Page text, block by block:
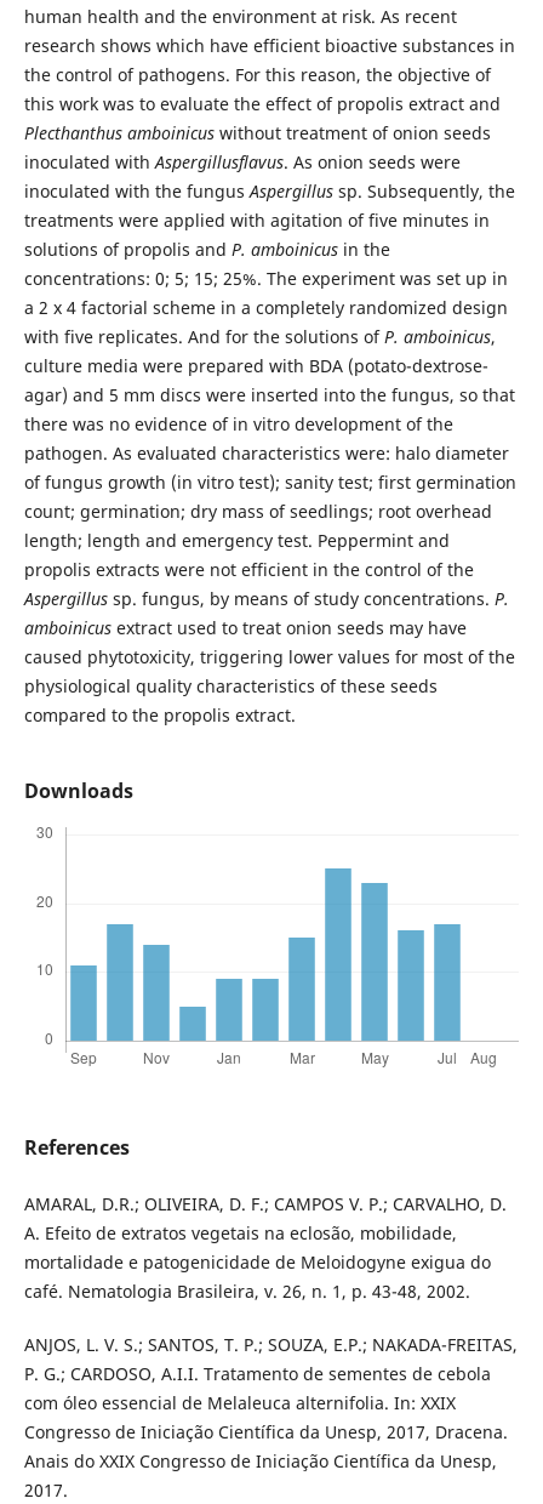
human health and the environment at risk. As recent
research shows which have efficient bioactive substances in
the control of pathogens. For this reason, the objective of
this work was to evaluate the effect of propolis extract and
Plecthanthus amboinicuswithout treatment of onion seeds
inoculated withAspergillusflavus. As onion seeds were
inoculated with the fungusAspergillussp. Subsequently, the
treatments were applied with agitation of five minutes in
solutions of propolis and P. amboinicusin the
concentrations: 0; 5; 15; 25%. The experiment was set up in
a 2 x 4 factorial scheme in a completely randomized design
with five replicates. And for the solutions ofP. amboinicus,
culture media were prepared with BDA (potato-dextrose-
agar) and 5 mm discs were inserted into the fungus, so that
there was no evidence of in vitro development of the
pathogen. As evaluated characteristics were: halo diameter
of fungus growth (in vitro test); sanity test; first germination
count; germination; dry mass of seedlings; root overhead
length; length and emergency test. Peppermint and
propolis extracts were not efficient in the control of the
Aspergillussp. fungus, by means of study concentrations. P.
amboinicusextract used to treat onion seeds may have
caused phytotoxicity, triggering lower values for most of the
physiological quality characteristics of these seeds
compared to the propolis extract.
Downloads
References
AMARAL, D.R.; OLIVEIRA, D. F.; CAMPOS V. P.; CARVALHO, D.
A. Efeito de extratos vegetais na eclosão, mobilidade,
mortalidade e patogenicidade de Meloidogyne exigua do
café. Nematologia Brasileira, v. 26, n. 1, p. 43-48, 2002.
ANJOS, L. V. S.; SANTOS, T. P.; SOUZA, E.P.; NAKADA-FREITAS,
P. G.; CARDOSO, A.I.I. Tratamento de sementes de cebola
com óleo essencial de Melaleuca alternifolia. In: XXIX
Congresso de Iniciação Científica da Unesp, 2017, Dracena.
Anais do XXIX Congresso de Iniciação Científica da Unesp,
2017.